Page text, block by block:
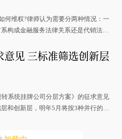
何维权?律师认为需要分两种情况：一
构成金融服务法律关系还是代销法律
见 三标准筛选创新层
系统挂牌公司分层方案》的征求意见
和创新层，明年5月将按3种并行的分